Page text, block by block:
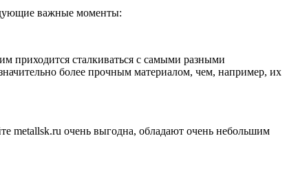
важные моменты:
приходится сталкиваться с самыми разными
более прочным материалом, чем, например, их
metallsk.ru очень выгодна, обладают очень небольшим